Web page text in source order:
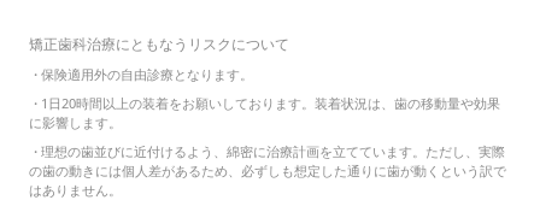
矯正歯科治療にともなうリスクについて
・保険適用外の自由診療となります。
・ 1日20時間以上の装着をお願いしております。装着状況は、歯の移動量や効果
に影響します。
・理想の歯並びに近付けるよう、綿密に治療計画を立てています。ただし、実際
の歯の動きには個人差があるため、必ずしも想定した通りに歯が動くという訳で
はありません。